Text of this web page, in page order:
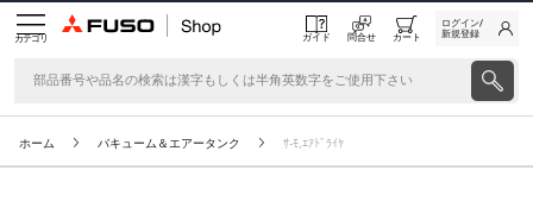
カテゴリ ガイド 問合せ カート
ログイン/
新規登録
ホーム バキューム＆エアータンク ｻ-ﾓ,ｴｱﾄﾞﾗｲﾔ